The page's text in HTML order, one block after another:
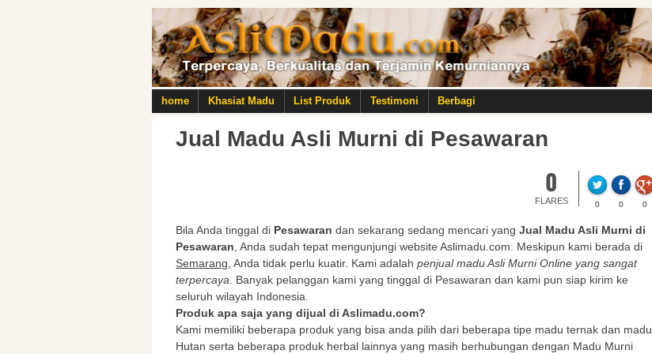
home Khasiat Madu List Produk Testimoni Berbagi
Jual Madu Asli Murni di Pesawaran
0
FLARES 0 0 0
Bila Anda tinggal di Pesawaran dan sekarang sedang mencari yangJual Madu Asli Murni di
Pesawaran , Anda sudah tepat mengunjungi website Aslimadu.com. Meskipun kami berada di
Semarang , Anda tidak perlu kuatir. Kami adalahpenjual madu Asli Murni Online yang sangat
terpercaya . Banyak pelanggan kami yang tinggal di Pesawaran dan kami pun siap kirim ke
seluruh wilayah Indonesia.
Produk apa saja yang dijual di Aslimadu.com?
Kami memiliki beberapa produk yang bisa anda pilih dari beberapa tipe madu ternak dan madu
Hutan serta beberapa produk herbal lainnya yang masih berhubungan dengan Madu Murni